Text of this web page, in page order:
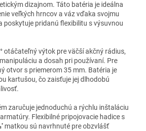
dizajnom. Táto batéria je ideálna
veľkých hrncov a váz vďaka svojmu
poskytuje pridanú flexibilitu svýsuvnou
otáčateľný výtok pre väčší akčný rádius,
a dosah pri používaní. Pre
otvor s priemerom35 mm. Batéria je
kartušou, čo zaisťuje jej dlhodobú
zaručuje jednoduchú a rýchlu inštaláciu
Flexibilné pripojovacie hadice s
matkou sú navrhnuté pre obzvlášť